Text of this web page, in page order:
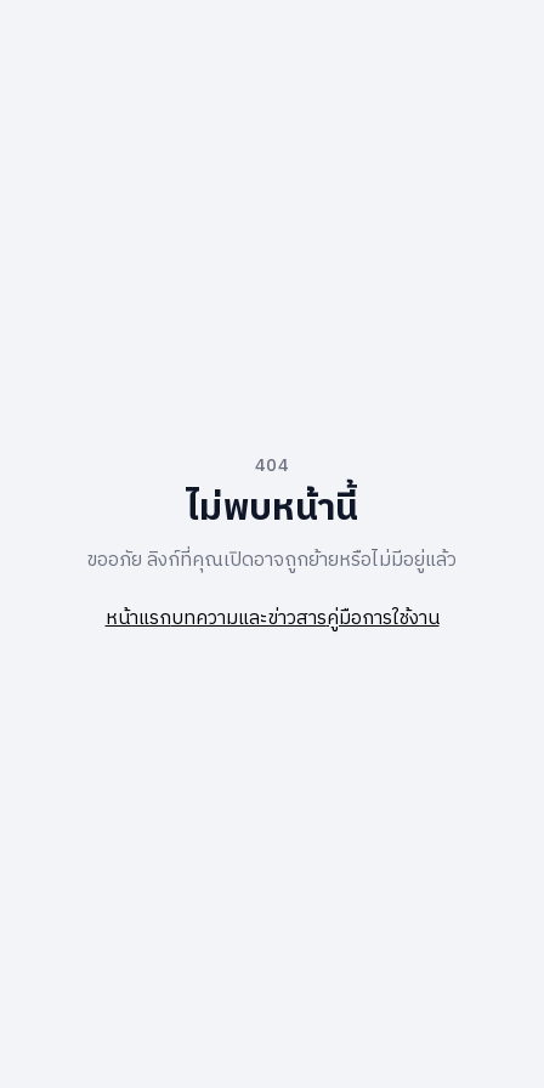
404
ไม่พบหน้านี้
ขออภัย ลิงก์ที่คุณเปิดอาจถูกย้ายหรือไม่มีอยู่แล้ว
หน้าแรกบทความและข่าวสารคู่มือการใช้งาน